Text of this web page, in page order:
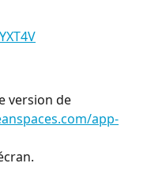
version de
app-